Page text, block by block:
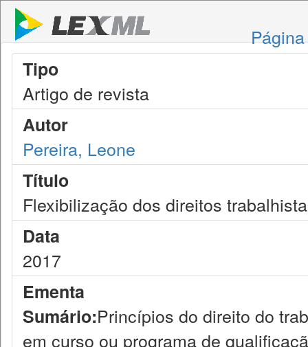
Tipo
Artigo de revista
Autor
Pereira, Leone
Título
Flexibilização dos direitos
Data
2017
Ementa
Sumário:Princípios do direito do
em curso ou programa de